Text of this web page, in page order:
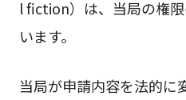
l fiction）は、当局の権
います。
当局が申請内容を法的に